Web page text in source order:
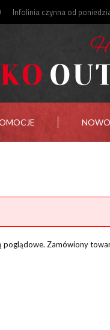
Infolinia czynna od
poglądowe. Zamówiony